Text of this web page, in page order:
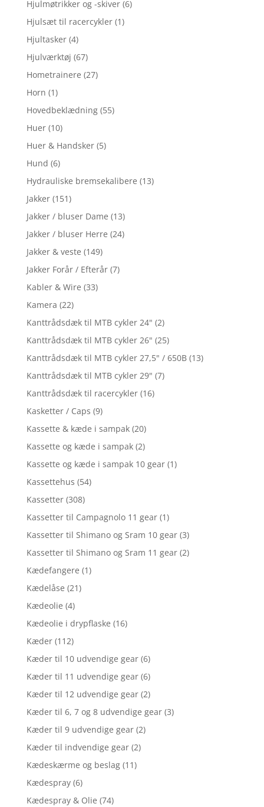
Hjulmøtrikker og -skiver (6)
Hjulsæt til racercykler (1)
Hjultasker (4)
Hjulværktøj (67)
Hometrainere (27)
Horn (1)
Hovedbeklædning (55)
Huer (10)
Huer & Handsker (5)
Hund (6)
Hydrauliske bremsekalibere (13)
Jakker (151)
Jakker / bluser Dame (13)
Jakker / bluser Herre (24)
Jakker & veste (149)
Jakker Forår / Efterår (7)
Kabler & Wire (33)
Kamera (22)
Kanttrådsdæk til MTB cykler 24" (2)
Kanttrådsdæk til MTB cykler 26" (25)
Kanttrådsdæk til MTB cykler 27,5" / 650B (13)
Kanttrådsdæk til MTB cykler 29" (7)
Kanttrådsdæk til racercykler (16)
Kasketter / Caps (9)
Kassette & kæde i sampak (20)
Kassette og kæde i sampak (2)
Kassette og kæde i sampak 10 gear (1)
Kassettehus (54)
Kassetter (308)
Kassetter til Campagnolo 11 gear (1)
Kassetter til Shimano og Sram 10 gear (3)
Kassetter til Shimano og Sram 11 gear (2)
Kædefangere (1)
Kædelåse (21)
Kædeolie (4)
Kædeolie i drypflaske (16)
Kæder (112)
Kæder til 10 udvendige gear (6)
Kæder til 11 udvendige gear (6)
Kæder til 12 udvendige gear (2)
Kæder til 6, 7 og 8 udvendige gear (3)
Kæder til 9 udvendige gear (2)
Kæder til indvendige gear (2)
Kædeskærme og beslag (11)
Kædespray (6)
Kædespray & Olie (74)